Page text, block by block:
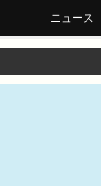
ニュース